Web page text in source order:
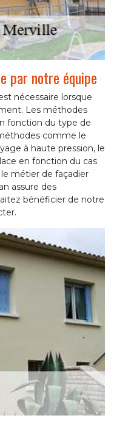
par notre équipe
nécessaire lorsque
Les méthodes
fonction du type de
comme le
à haute pression, le
en fonction du cas
métier de façadier
assure des
bénéficier de notre